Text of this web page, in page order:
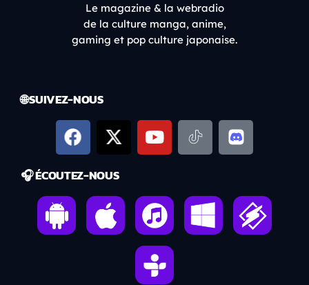
Le magazine & la webradio
de la culture manga, anime,
gaming et pop culture japonaise.
🌐 SUIVEZ-NOUS
🎧 ÉCOUTEZ-NOUS